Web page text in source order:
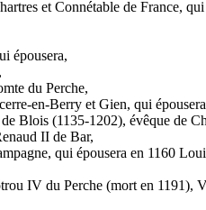
et Connétable de France, qui
épousera,
du Perche,
en-Berry et Gien, qui
Blois (1135-1202), évêque de
II de Bar,
qui épousera en 1160
IV du Perche (mort en 1191),